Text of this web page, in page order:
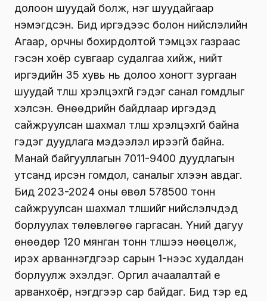
долоон шуудай болж, нэг шуудайгаар
нэмэгдсэн. Бид иргэдээс болон нийслэлийн
Агаар, орчны бохирдолтой тэмцэх газраас
гэсэн хоёр сувгаар судалгаа хийж, нийт
иргэдийн 35 хувь нь долоо хоногт зургаан
шуудай түлш хүрэлцэхгүй гэдэг санал гомдлыг
хэлсэн. Өнөөдрийн байдлаар иргэдэд
сайжруулсан шахмал түлш хүрэлцэхгүй байна
гэдэг дуудлага мэдээлэл ирээгүй байна.
Манай байгууллагын 7011-9400 дуудлагын
утсанд ирсэн гомдол, саналыг хүлээн авдаг.
Бид 2023-2024 оны өвөл 578500 тонн
сайжруулсан шахмал түлшийг нийслэлчүүдэд
борлуулах төлөвлөгөө гаргасан. Үүний дагуу
өнөөдөр 120 мянган тонн түлшээ нөөцөлж,
ирэх арваннэгдүгээр сарын 1-нээс худалдан
борлуулж эхэлдэг. Оргил ачаалалтай үе
арванхоёр, нэгдүгээр сар байдаг. Бид тэр үед